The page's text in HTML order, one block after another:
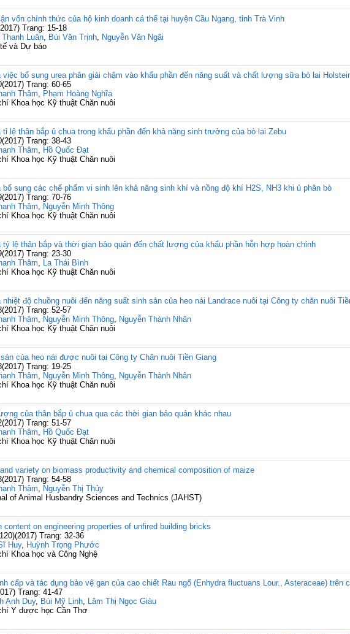
vốn chính thức của hộ kinh doanh cá thể tại huyện Cầu Ngang, tỉnh Trà Vinh
Trang: 15-18
Thanh Luân, Bùi Văn Trịnh, Nguyễn Văn Ngãi
và Dự báo
bổ sung urea phân giải chậm vào khẩu phần đến năng suất và chất lượng sữa bò lai
Trang: 60-65
Thâm, Phạm Hoàng Nghĩa
Khoa học Kỹ thuật Chăn nuôi
lệ thân bắp ủ chua trong khẩu phần đến khả năng sinh trưởng của bò lai Zebu
Trang: 38-43
Thâm, Hồ Quốc Đạt
Khoa học Kỹ thuật Chăn nuôi
sung các chế phẩm vi sinh lên khả năng sinh khí và nồng độ khí H2S, NH3 khi ủ phân bò
Trang: 70-76
Thâm, Nguyễn Minh Thông
Khoa học Kỹ thuật Chăn nuôi
lệ thân bắp và thời gian bảo quản đến chất lượng của khẩu phần hỗn hợp hoàn chỉnh
Trang: 23-30
Thâm, La Thái Bình
Khoa học Kỹ thuật Chăn nuôi
độ chuồng nuôi đến năng suất sinh sản của heo nái Landrace nuôi tại Công ty chăn nuôi
Trang: 52-57
Thâm, Nguyễn Minh Thông, Nguyễn Thành Nhân
Khoa học Kỹ thuật Chăn nuôi
của heo nái được nuôi tại Công ty Chăn nuôi Tiền Giang
Trang: 19-25
Thâm, Nguyễn Minh Thông, Nguyễn Thành Nhân
Khoa học Kỹ thuật Chăn nuôi
của thân bắp ủ chua qua các thời gian bảo quản khác nhau
Trang: 51-57
Thâm, Hồ Quốc Đạt
Khoa học Kỹ thuật Chăn nuôi
variety on biomass productivity and chemical composition of maize
Trang: 54-58
Thâm, Nguyễn Thị Thủy
of Animal Husbandry Sciences and Technics (JAHST)
content on engineering properties of unfired building bricks
Trang: 32-36
Huy, Huỳnh Trọng Phước
Khoa học và Công Nghệ
cấp và tác dụng bảo vệ gan của cao chiết Rau ngổ (Enhydra fluctuans Lour., Asteraceae) trên
Trang: 41-47
Anh Duy, Bùi Mỹ Linh, Lâm Thị Ngọc Giàu
Y dược học Cần Thơ